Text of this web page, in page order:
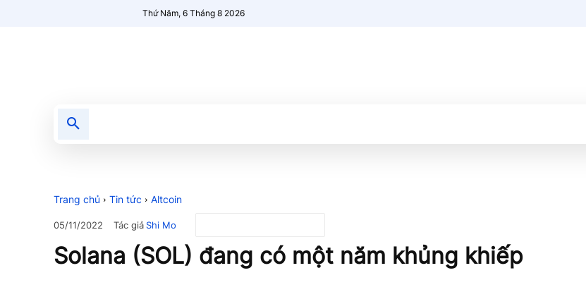
Thứ Năm, 6 Tháng 8 2026
Trang chủ Tin tức Altcoin
05/11/2022 Tác giảShi Mo
Solana (SOL) đang có một năm khủng khiếp